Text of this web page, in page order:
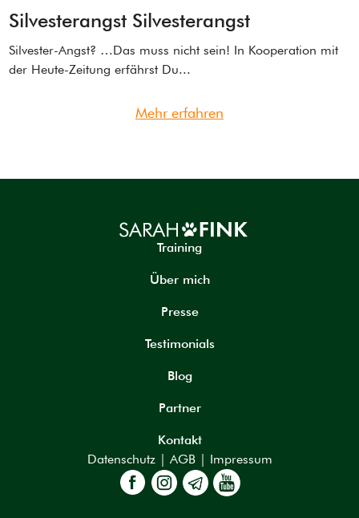
Silvesterangst Silvesterangst
Silvester-Angst? …Das muss nicht sein! In Kooperation mit
der Heute-Zeitung erfährst Du...
Mehr erfahren
Training
Über mich
Presse
Testimonials
Blog
Partner
Kontakt
Datenschutz| AGB| Impressum